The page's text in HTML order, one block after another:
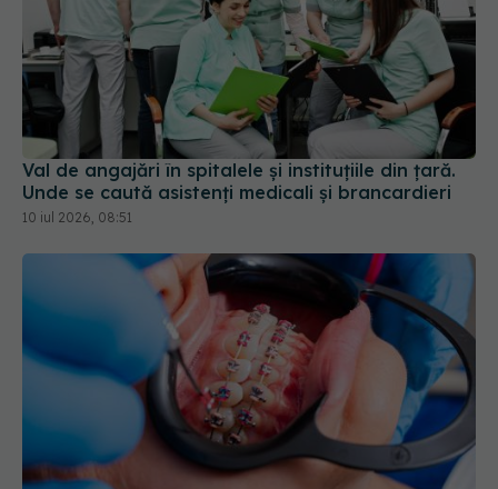
Val de angajări în spitalele și instituțiile din țară.
Unde se caută asistenți medicali și brancardieri
10 iul 2026, 08:51